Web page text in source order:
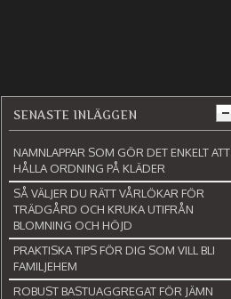
SENASTE INLÄGGEN
NAMNLAPPAR SOM GÖR DET ENKELT ATT
HÅLLA ORDNING PÅ KLÄDER
SÅ VÄLJER DU RÄTT VÅRLÖKAR FÖR
TRÄDGÅRD OCH KRUKA UTIFRÅN
BLOMNING OCH HÖJD
PRAKTISKA TIPS FÖR DIG SOM VILL BLI
FAMILJEHEM
ROBUST BASTUAGGREGAT FÖR JÄMN